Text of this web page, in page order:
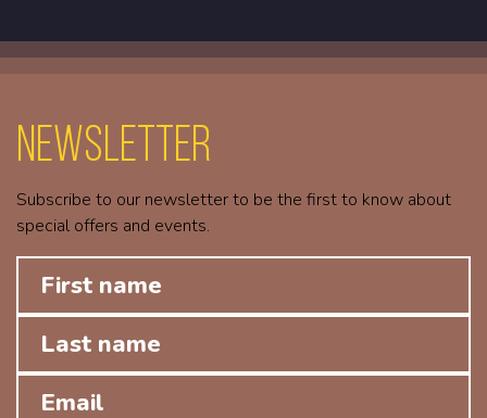
Newsletter
Subscribe to our newsletter to be the first to know about
special offers and events.